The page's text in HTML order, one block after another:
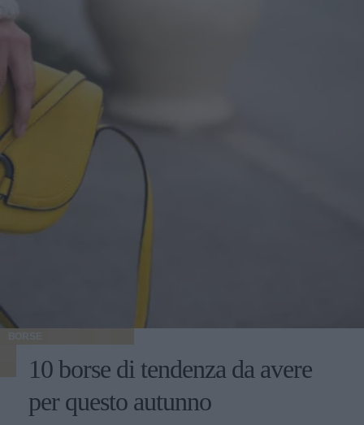
BORSE
10 borse di tendenza da avere
per questo autunno